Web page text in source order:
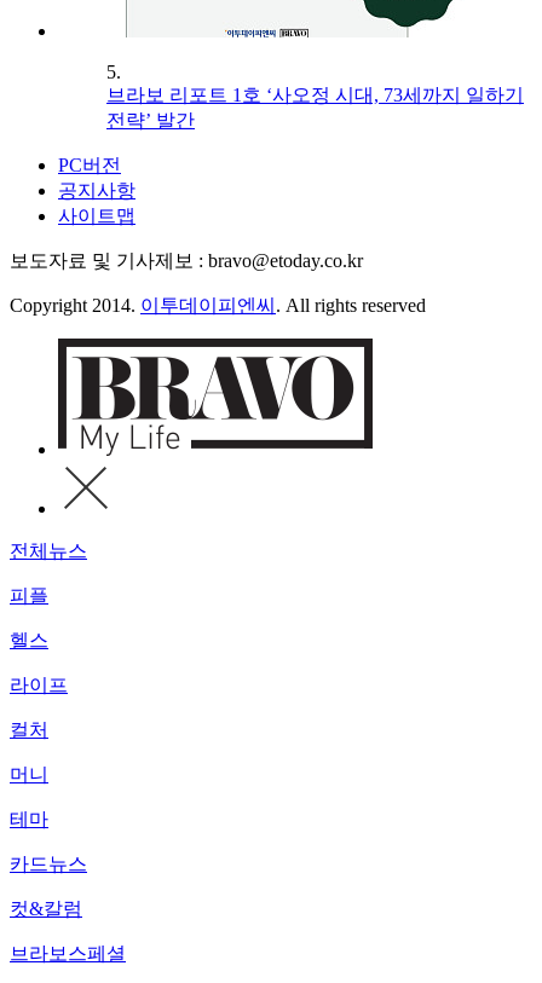
5.
브라보 리포트 1호 ‘사오정 시대, 73세까지 일하기
전략’ 발간
PC버전
공지사항
사이트맵
보도자료 및 기사제보 : bravo@etoday.co.kr
Copyright 2014. 이투데이피엔씨 . All rights reserved
전체뉴스
피플
헬스
라이프
컬처
머니
테마
카드뉴스
컷&칼럼
브라보스페셜